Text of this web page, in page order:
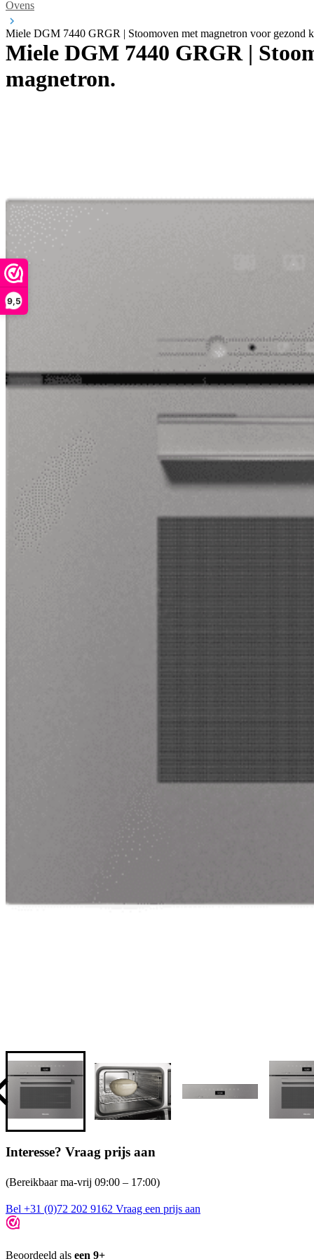
9,5
Ovens
Miele DGM 7440 GRGR | Stoomoven met magnetron voor gezond
Miele DGM 7440 GRGR |
magnetron.
Interesse? Vraag prijs aan
(Bereikbaar ma-vrij 09:00 – 17:00)
Bel +31 (0)72 202 9162 Vraag een prijs aan
Beoordeeld als een 9+